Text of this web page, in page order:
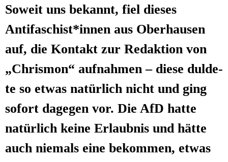
Soweit uns bekannt, fiel die­ses
Antifaschist*innen aus Ober­hau­sen
auf, die Kon­takt zur Redak­ti­on von
„Chris­mon“ auf­nah­men – die­se dul­de­
te so etwas natür­lich nicht und ging
sofort dage­gen vor. Die AfD hat­te
natür­lich kei­ne Erlaub­nis und hät­te
auch nie­mals eine bekom­men, etwas